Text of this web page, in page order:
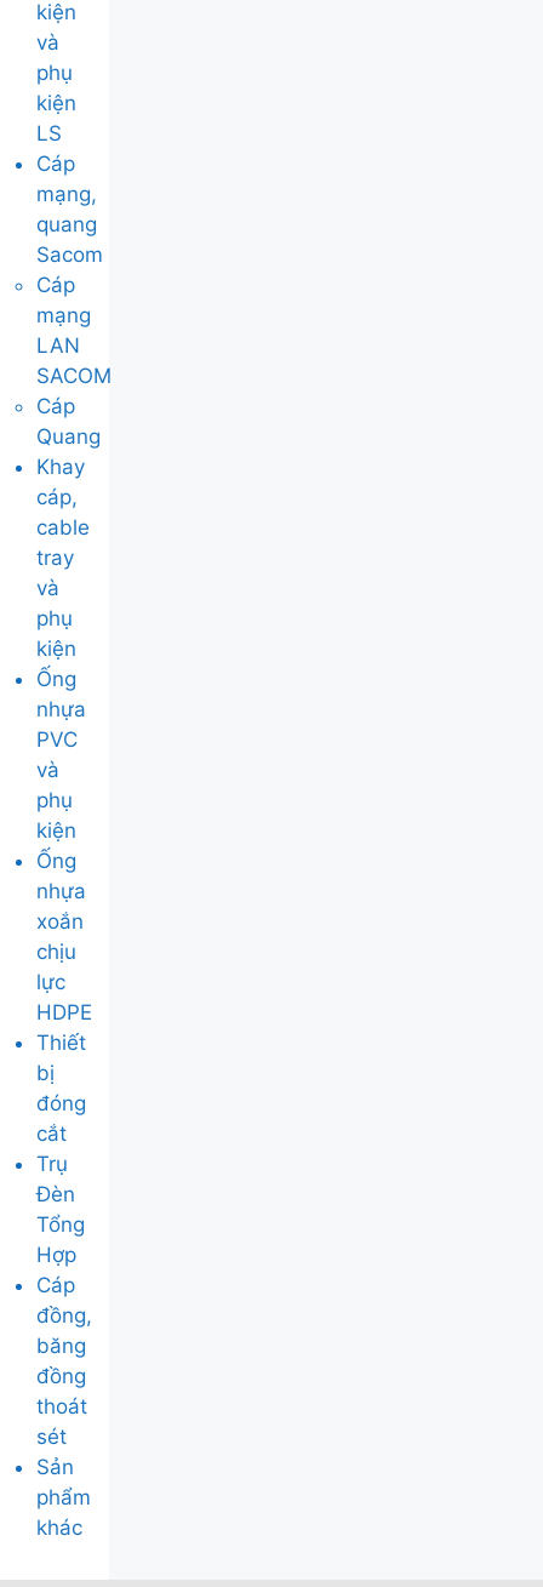
kiện
và
phụ
kiện
LS
Cáp
mạng,
quang
Sacom
Cáp
mạng
LAN
SACOM
Cáp
Quang
Khay
cáp,
cable
tray
và
phụ
kiện
Ống
nhựa
PVC
và
phụ
kiện
Ống
nhựa
xoắn
chịu
lực
HDPE
Thiết
bị
đóng
cắt
Trụ
Đèn
Tổng
Hợp
Cáp
đồng,
băng
đồng
thoát
sét
Sản
phẩm
khác